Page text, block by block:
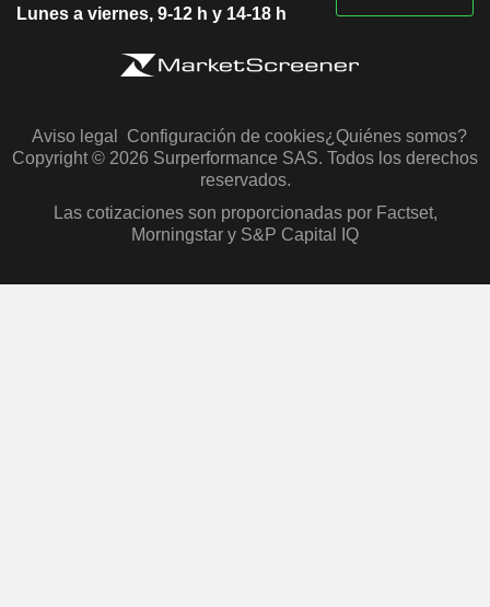
Lunes a viernes, 9-12 h y 14-18 h
Aviso legal Configuración de cookies¿Quiénes somos?
Copyright © 2026 Surperformance SAS. Todos los derechos
reservados.
Las cotizaciones son proporcionadas por Factset,
Morningstar y S&P Capital IQ